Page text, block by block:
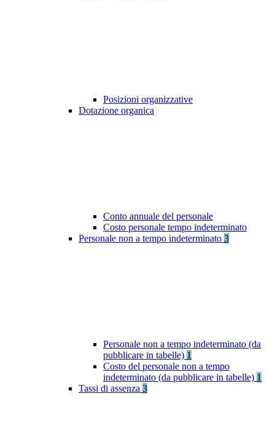
Posizioni organizzative
Dotazione organica
Conto annuale del personale
Costo personale tempo indeterminato
Personale non a tempo indeterminato 3
Personale non a tempo indeterminato (da
pubblicare in tabelle) 1
Costo del personale non a tempo
indeterminato (da pubblicare in tabelle) 1
Tassi di assenza 3